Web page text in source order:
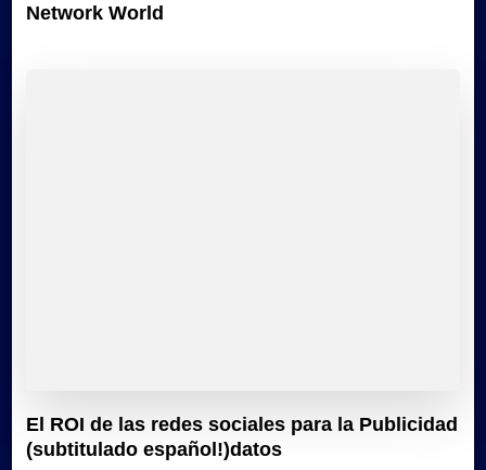
Network World
El ROI de las redes sociales para la Publicidad
(subtitulado español!)datos